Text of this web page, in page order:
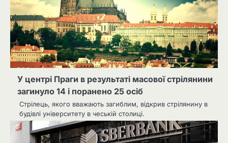
У центрі Праги в результаті масової стрілянини
загинуло 14 і поранено 25 осіб
Стрілець, якого вважають загиблим, відкрив стрілянину в
будівлі університету в чеській столиці.